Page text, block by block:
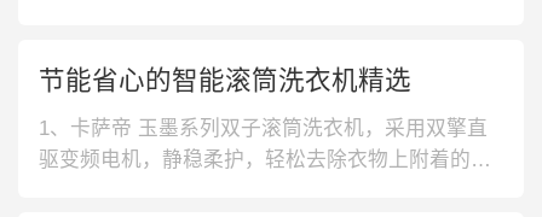
防磨损。悬浮动力轮配合波轮自由转向，减少缠
绕，柔护衣物。10kg大容量，衣物无需分批即可一
次洗净。3、LG A
节能省心的智能滚筒洗衣机精选
1、卡萨帝 玉墨系列双子滚筒洗衣机，采用双擎直
驱变频电机，静稳柔护，轻松去除衣物上附着的污